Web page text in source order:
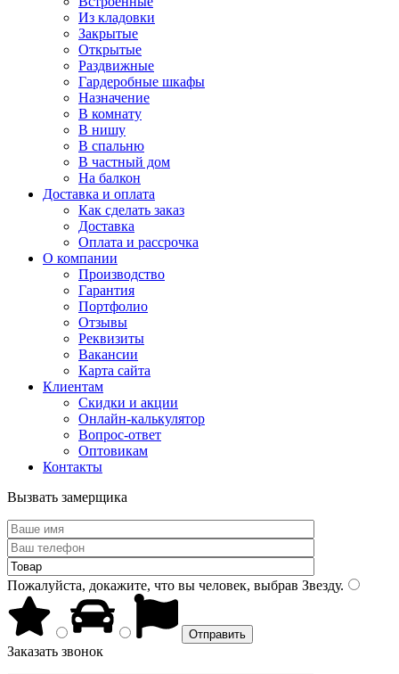
Из кладовки
Закрытые
Открытые
Раздвижные
Гардеробные шкафы
Назначение
В комнату
В нишу
В спальню
В частный дом
На балкон
Доставка и оплата
Как сделать заказ
Доставка
Оплата и рассрочка
О компании
Производство
Гарантия
Портфолио
Отзывы
Реквизиты
Вакансии
Карта сайта
Клиентам
Скидки и акции
Онлайн-калькулятор
Вопрос-ответ
Оптовикам
Контакты
Вызвать замерщика
Пожалуйста, докажите, что вы человек, выбрав Звезду.
Заказать звонок